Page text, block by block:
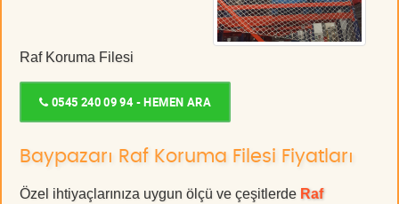
Raf Koruma Filesi
0545 240 09 94 - HEMEN ARA
Baypazarı Raf Koruma Filesi Fiyatları
Özel ihtiyaçlarınıza uygun ölçü ve çeşitlerde Raf